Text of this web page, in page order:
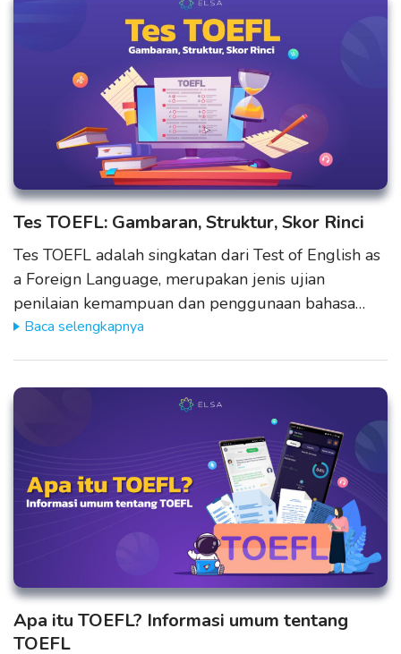
Tes TOEFL: Gambaran, Struktur, Skor Rinci
Tes TOEFL adalah singkatan dari Test of English as
a Foreign Language, merupakan jenis ujian
penilaian kemampuan dan penggunaan bahasa…
Baca selengkapnya
Apa itu TOEFL? Informasi umum tentang
TOEFL